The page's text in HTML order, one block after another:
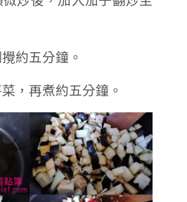
約五分鐘。
，再煮約五分鐘。